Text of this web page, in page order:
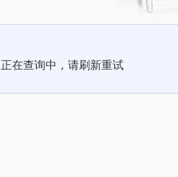
正在查询中，请刷新重试